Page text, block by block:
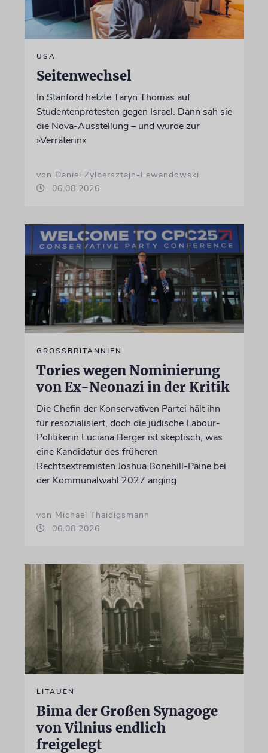
USA
Seitenwechsel
In Stanford hetzte Taryn Thomas auf
Studentenprotesten gegen Israel. Dann sah sie
die Nova-Ausstellung – und wurde zur
»Verräterin«
von Daniel Zylbersztajn-Lewandowski
06.08.2026
GROSSBRITANNIEN
Tories wegen Nominierung
von Ex-Neonazi in der Kritik
Die Chefin der Konservativen Partei hält ihn
für resozialisiert, doch die jüdische Labour-
Politikerin Luciana Berger ist skeptisch, was
eine Kandidatur des früheren
Rechtsextremisten Joshua Bonehill-Paine bei
der Kommunalwahl 2027 anging
von Michael Thaidigsmann
06.08.2026
LITAUEN
Bima der Großen Synagoge
von Vilnius endlich
freigelegt